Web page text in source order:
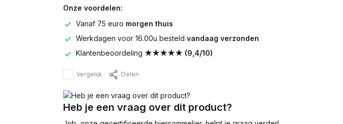
Onze voordelen:
Vanaf 75 euro morgen thuis
Werkdagen voor 16.00u besteld vandaag verzonden
Klantenbeoordeling ★★★★★ (9,4/10)
Vergelijk Delen
Heb je een vraag over dit product?